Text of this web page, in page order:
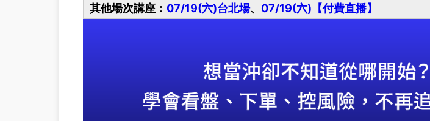
其他場次講座： 07/19(六)台北場、 07/19(六)【付費直播】